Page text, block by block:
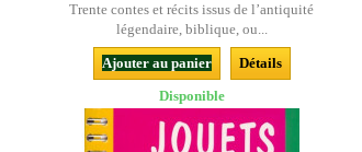
Trente contes et récits issus de l’antiquité
légendaire, biblique, ou...
Ajouter au panier
Détails
Disponible